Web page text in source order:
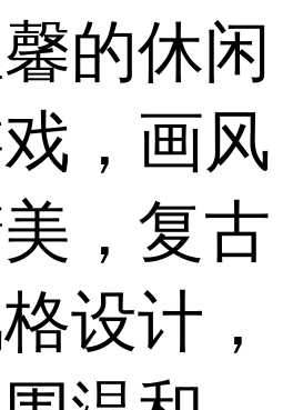
的休闲
，画风
，复古
设计，